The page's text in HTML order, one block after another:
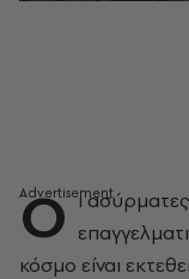
Ο ι
κόσμο είναι